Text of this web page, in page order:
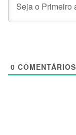
0 COMENTÁRIOS